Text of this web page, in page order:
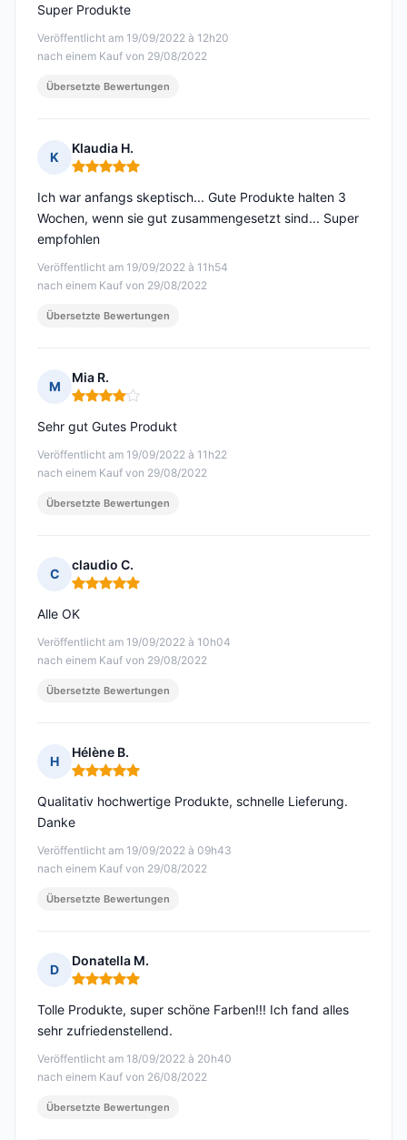
Veröffentlicht am 19/09/2022 à 12h20
nach einem Kauf von 29/08/2022
Super Produkte
Übersetzte Bewertungen
K
Klaudia H.
Hinweis: 5 von 5
Veröffentlicht am 19/09/2022 à 11h54
nach einem Kauf von 29/08/2022
Ich war anfangs skeptisch... Gute Produkte halten 3
Wochen, wenn sie gut zusammengesetzt sind... Super
empfohlen
Übersetzte Bewertungen
M
Mia R.
Hinweis: 4 von 5
Veröffentlicht am 19/09/2022 à 11h22
nach einem Kauf von 29/08/2022
Sehr gut Gutes Produkt
Übersetzte Bewertungen
C
claudio C.
Hinweis: 5 von 5
Veröffentlicht am 19/09/2022 à 10h04
nach einem Kauf von 29/08/2022
Alle OK
Übersetzte Bewertungen
H
Hélène B.
Hinweis: 5 von 5
Veröffentlicht am 19/09/2022 à 09h43
nach einem Kauf von 29/08/2022
Qualitativ hochwertige Produkte, schnelle Lieferung.
Danke
Übersetzte Bewertungen
D
Donatella M.
Hinweis: 5 von 5
Veröffentlicht am 18/09/2022 à 20h40
nach einem Kauf von 26/08/2022
Tolle Produkte, super schöne Farben!!! Ich fand alles
sehr zufriedenstellend.
Übersetzte Bewertungen